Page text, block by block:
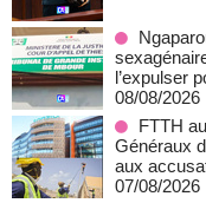
l’expulser
08/08/2026
FTTH
Généraux
aux
07/08/2026